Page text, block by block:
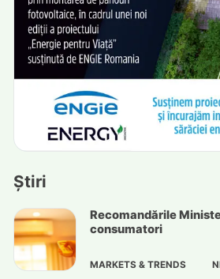
Știri
Recomandările
consumatori
MARKETS & TRENDS